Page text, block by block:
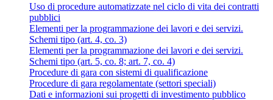
Uso di procedure automatizzate nel ciclo di vita dei contratti
pubblici
Elementi per la programmazione dei lavori e dei servizi.
Schemi tipo (art. 4, co. 3)
Elementi per la programmazione dei lavori e dei servizi.
Schemi tipo (art. 5, co. 8; art. 7, co. 4)
Procedure di gara con sistemi di qualificazione
Procedure di gara regolamentate (settori speciali)
Dati e informazioni sui progetti di investimento pubblico